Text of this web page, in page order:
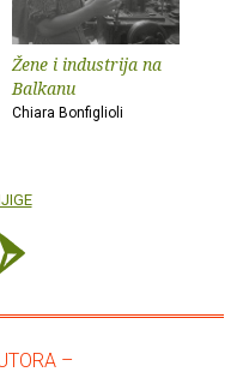
Žene i industrija na
Balkanu
Chiara Bonfiglioli
–